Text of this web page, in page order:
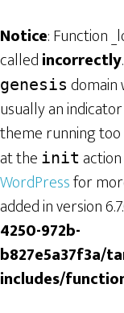
Notice: Function
calledincorrectly
genesis domain
usually an
theme running too
at the init
WordPressfor
added in version
4250-972b-
b827e5a37f3a/
includes/